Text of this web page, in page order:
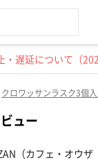
遅延について（
クロワッサンラスク3個
ュー
（カフェ・オウザ